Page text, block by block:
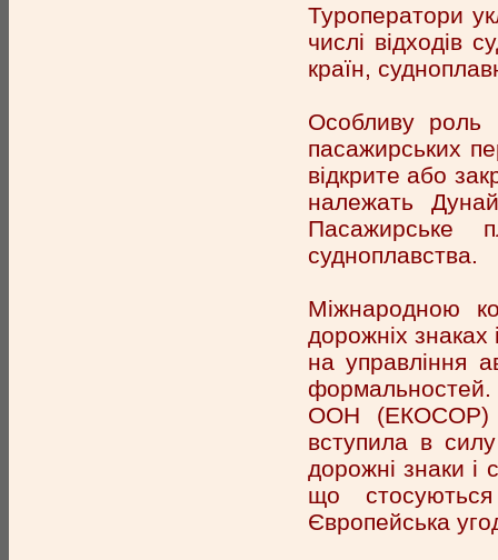
Туроператори
числі відходів
країн,
Особливу роль
пасажирських
відкрите або
належать
Пасажирське
судноплавства.
Міжнародною
дорожніх знаках
на управління
ООН (ЕКОСОР)
вступила в
дорожні знаки і
що
Європейська